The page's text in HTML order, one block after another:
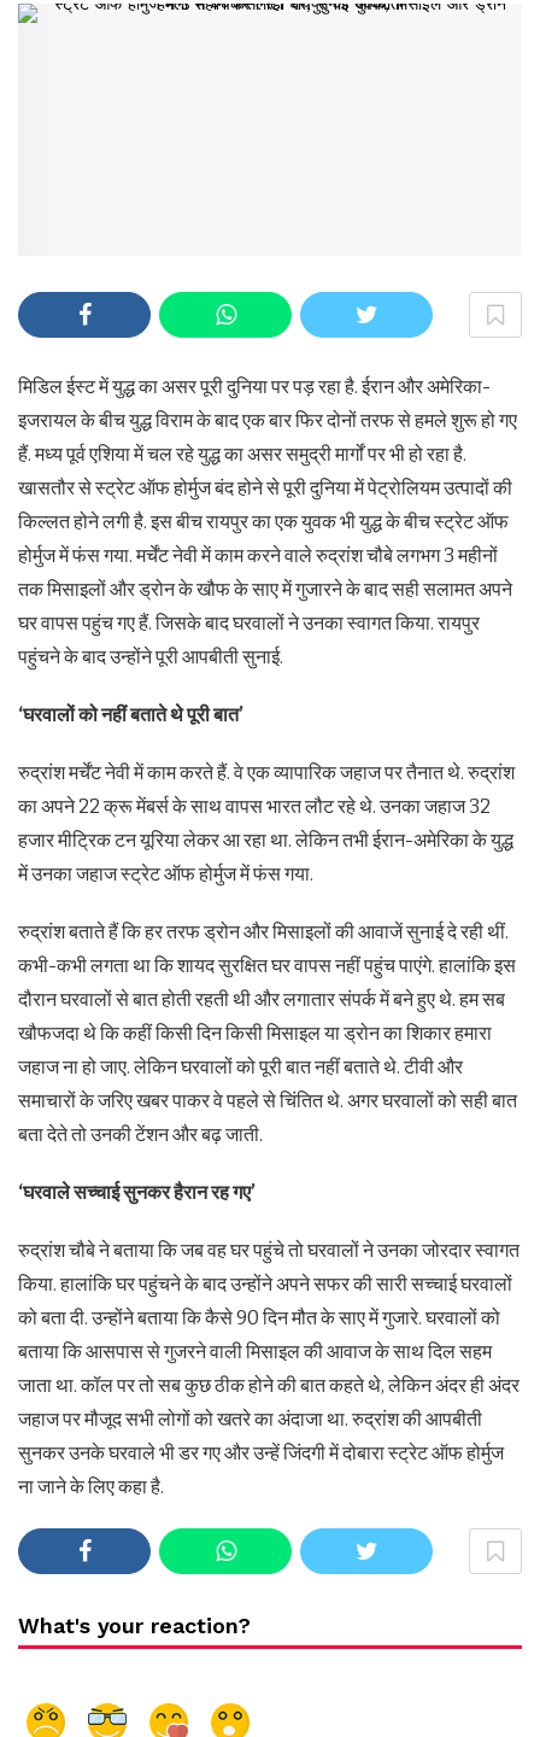
मिडिल ईस्ट में युद्ध का असर पूरी दुनिया पर पड़ रहा है. ईरान और अमेरिका-
इजरायल के बीच युद्ध विराम के बाद एक बार फिर दोनों तरफ से हमले शुरू हो गए
हैं. मध्य पूर्व एशिया में चल रहे युद्ध का असर समुद्री मार्गों पर भी हो रहा है.
खासतौर से स्ट्रेट ऑफ होर्मुज बंद होने से पूरी दुनिया में पेट्रोलियम उत्पादों की
किल्लत होने लगी है. इस बीच रायपुर का एक युवक भी युद्ध के बीच स्ट्रेट ऑफ
होर्मुज में फंस गया. मर्चेंट नेवी में काम करने वाले रुद्रांश चौबे लगभग 3 महीनों
तक मिसाइलों और ड्रोन के खौफ के साए में गुजारने के बाद सही सलामत अपने
घर वापस पहुंच गए हैं. जिसके बाद घरवालों ने उनका स्वागत किया. रायपुर
पहुंचने के बाद उन्होंने पूरी आपबीती सुनाई.
‘घरवालों को नहीं बताते थे पूरी बात’
रुद्रांश मर्चेंट नेवी में काम करते हैं. वे एक व्यापारिक जहाज पर तैनात थे. रुद्रांश
का अपने 22 क्रू मेंबर्स के साथ वापस भारत लौट रहे थे. उनका जहाज 32
हजार मीट्रिक टन यूरिया लेकर आ रहा था. लेकिन तभी ईरान-अमेरिका के युद्ध
में उनका जहाज स्ट्रेट ऑफ होर्मुज में फंस गया.
रुद्रांश बताते हैं कि हर तरफ ड्रोन और मिसाइलों की आवाजें सुनाई दे रही थीं.
कभी-कभी लगता था कि शायद सुरक्षित घर वापस नहीं पहुंच पाएंगे. हालांकि इस
दौरान घरवालों से बात होती रहती थी और लगातार संपर्क में बने हुए थे. हम सब
खौफजदा थे कि कहीं किसी दिन किसी मिसाइल या ड्रोन का शिकार हमारा
जहाज ना हो जाए. लेकिन घरवालों को पूरी बात नहीं बताते थे. टीवी और
समाचारों के जरिए खबर पाकर वे पहले से चिंतित थे. अगर घरवालों को सही बात
बता देते तो उनकी टेंशन और बढ़ जाती.
‘घरवाले सच्चाई सुनकर हैरान रह गए’
रुद्रांश चौबे ने बताया कि जब वह घर पहुंचे तो घरवालों ने उनका जोरदार स्वागत
किया. हालांकि घर पहुंचने के बाद उन्होंने अपने सफर की सारी सच्चाई घरवालों
को बता दी. उन्होंने बताया कि कैसे 90 दिन मौत के साए में गुजारे. घरवालों को
बताया कि आसपास से गुजरने वाली मिसाइल की आवाज के साथ दिल सहम
जाता था. कॉल पर तो सब कुछ ठीक होने की बात कहते थे, लेकिन अंदर ही अंदर
जहाज पर मौजूद सभी लोगों को खतरे का अंदाजा था. रुद्रांश की आपबीती
सुनकर उनके घरवाले भी डर गए और उन्हें जिंदगी में दोबारा स्ट्रेट ऑफ होर्मुज
ना जाने के लिए कहा है.
What's your reaction?